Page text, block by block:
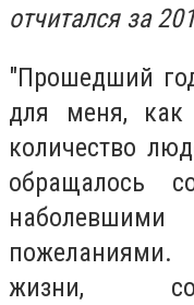
отчитался за
"Прошедший
для меня, как
количество
обращалось
жизни,